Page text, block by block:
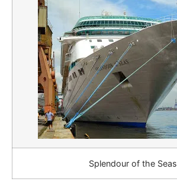
Splendour of the Seas